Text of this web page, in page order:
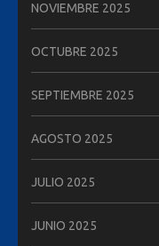
NOVIEMBRE 2025
OCTUBRE 2025
SEPTIEMBRE 2025
AGOSTO 2025
JULIO 2025
JUNIO 2025